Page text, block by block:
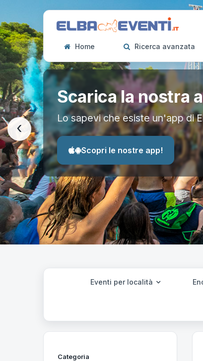
Home Ricerca avanzata
Scarica la nostra
Lo sapevi che esiste un'app di
Scopri le nostre app!
‹
Eventi per località
Categoria